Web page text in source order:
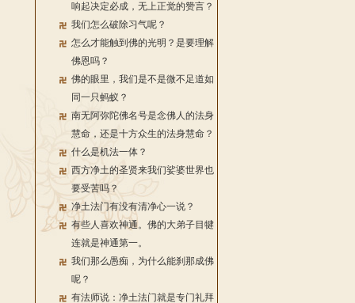
响起决定必成，无上正觉的赞言？
我们怎么破除习气呢？
怎么才能触到佛的光明？是要理解
佛恩吗？
佛的眼里，我们是不是微不足道如
同一只蚂蚁？
南无阿弥陀佛名号是念佛人的法身
慧命，还是十方众生的法身慧命？
什么是机法一体？
西方净土的圣贤来我们娑婆世界也
要受苦吗？
净土法门有没有清净心一说？
有些人喜欢神通。佛的大弟子目犍
连就是神通第一。
我们那么愚痴，为什么能刹那成佛
呢？
有法师说：净土法门就是专门礼拜